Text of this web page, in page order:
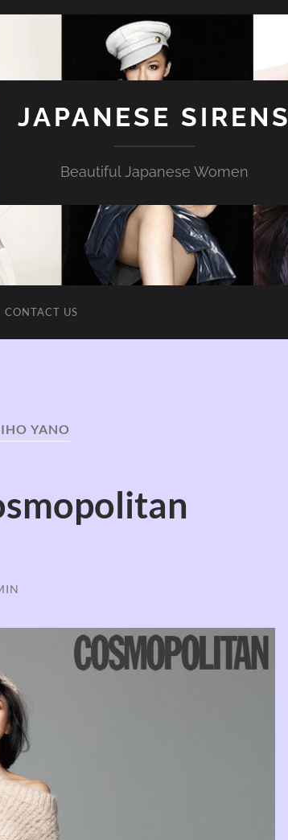
JAPANESE SIRENS
Beautiful Japanese Women
CONTACT US
YANO